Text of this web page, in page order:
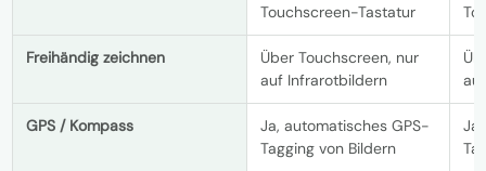
Touchscreen-Tastatur
Freihändig zeichnen
Über Touchscreen, nur
auf Infrarotbildern
GPS / Kompass
Ja, automatisches GPS-
Tagging von Bildern